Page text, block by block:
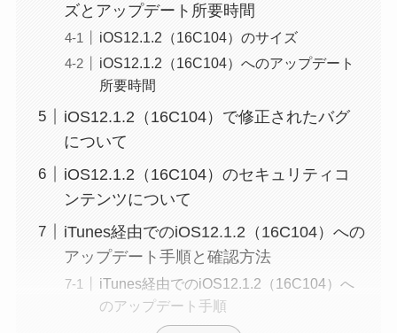
ズとアップデート所要時間
iOS12.1.2（16C104）のサイズ
iOS12.1.2（16C104）へのアップデート
所要時間
iOS12.1.2（16C104）で修正されたバグ
について
iOS12.1.2（16C104）のセキュリティコ
ンテンツについて
iTunes経由でのiOS12.1.2（16C104）への
アップデート手順と確認方法
iTunes経由でのiOS12.1.2（16C104）へ
のアップデート手順